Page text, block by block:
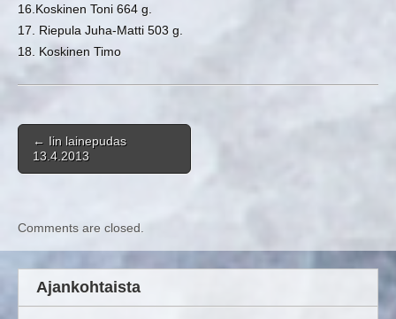
16.Koskinen Toni 664 g.
17. Riepula Juha-Matti 503 g.
18. Koskinen Timo
Post navigation
← Iin lainepudas
13.4.2013
Comments are closed.
Ajankohtaista